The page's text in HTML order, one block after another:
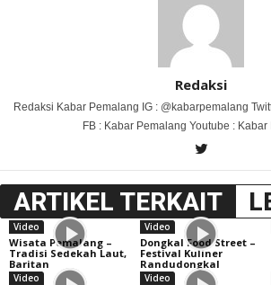
Redaksi
Redaksi Kabar Pemalang IG : @kabarpemalang
FB : Kabar Pemalang Youtube : Kabar
ARTIKEL TERKAIT
Video
Wisata Pemalang –
Tradisi Sedekah Laut,
Baritan
Video
Dongkal Food Street –
Festival Kuliner
Randudongkal
Video Video